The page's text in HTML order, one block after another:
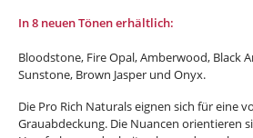
In 8 neuen Tönen erhältlich:
Bloodstone, Fire Opal, Amberwood, Black
Sunstone, Brown Jasper und Onyx.
Die Pro Rich Naturals eignen sich für eine
Grauabdeckung. Die Nuancen orientieren